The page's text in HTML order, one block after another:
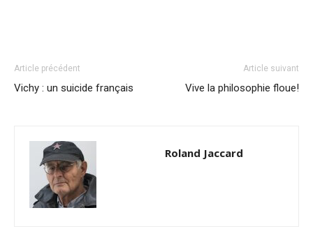
Article précédent
Vichy : un suicide français
Article suivant
Vive la philosophie floue!
Roland Jaccard